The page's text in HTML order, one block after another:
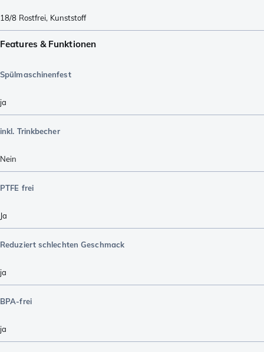
18/8 Rostfrei, Kunststoff
Features & Funktionen
Spülmaschinenfest
ja
inkl. Trinkbecher
Nein
PTFE frei
Ja
Reduziert schlechten Geschmack
ja
BPA-frei
ja